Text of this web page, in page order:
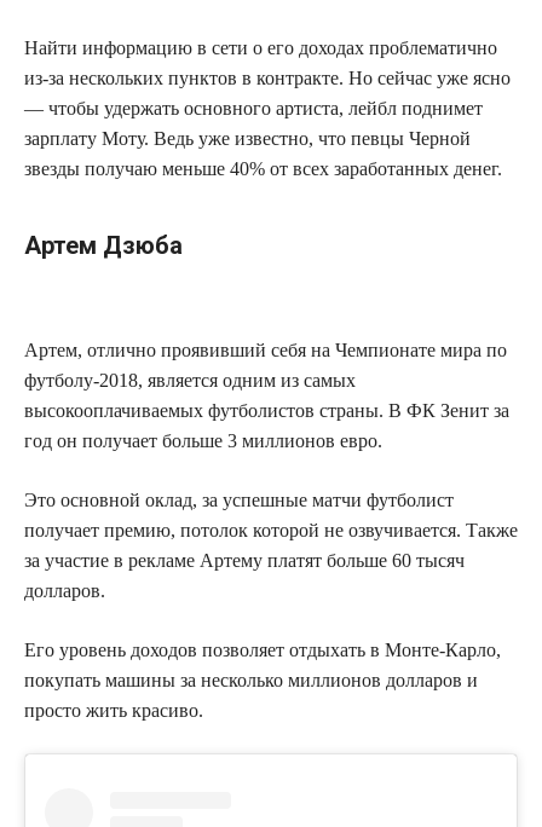
Найти информацию в сети о его доходах проблематично
из-за нескольких пунктов в контракте. Но сейчас уже ясно
— чтобы удержать основного артиста, лейбл поднимет
зарплату Моту. Ведь уже известно, что певцы Черной
звезды получаю меньше 40% от всех заработанных денег.
Артем Дзюба
Артем, отлично проявивший себя на Чемпионате мира по
футболу-2018, является одним из самых
высокооплачиваемых футболистов страны. В ФК Зенит за
год он получает больше 3 миллионов евро.
Это основной оклад, за успешные матчи футболист
получает премию, потолок которой не озвучивается. Также
за участие в рекламе Артему платят больше 60 тысяч
долларов.
Его уровень доходов позволяет отдыхать в Монте-Карло,
покупать машины за несколько миллионов долларов и
просто жить красиво.